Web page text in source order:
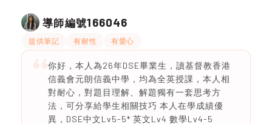
導師編號166046
提供筆記 有耐性 有愛心
你好，本人為26年DSE畢業生，讀基督教香港
信義會元朗信義中學，均為全英授課，本人相
對耐心，對題目理解、解題獨有一套思考方
法，可分享給學生相關技巧 本人在學成績優
異，DSE中文Lv5-5* 英文Lv4 數學Lv4-5